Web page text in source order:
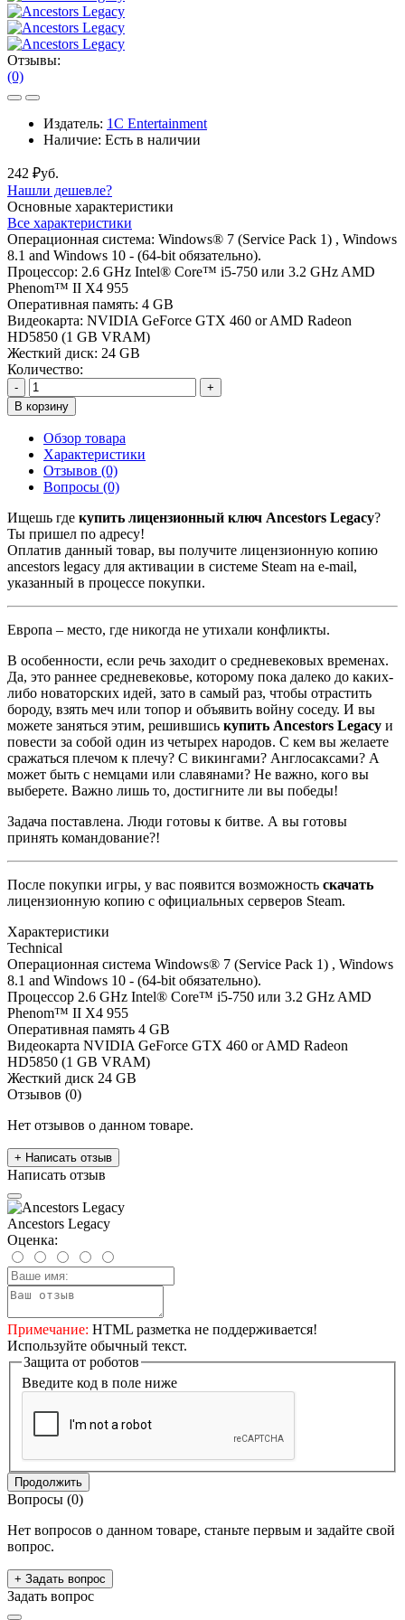
Отзывы:
(0)
Издатель: 1C Entertainment
Наличие: Есть в наличии
242 ₽уб.
Нашли дешевле?
Основные характеристики
Все характеристики
Операционная система: Windows® 7 (Service Pack 1) , Windows
8.1 and Windows 10 - (64-bit обязательно).
Процессор: 2.6 GHz Intel® Core™ i5-750 или 3.2 GHz AMD
Phenom™ II X4 955
Оперативная память: 4 GB
Видеокарта: NVIDIA GeForce GTX 460 or AMD Radeon
HD5850 (1 GB VRAM)
Жесткий диск: 24 GB
Количество:
-
+
В корзину
Обзор товара
Характеристики
Отзывов (0)
Вопросы (0)
Ищешь где купить лицензионный ключ Ancestors Legacy?
Ты пришел по адресу!
Оплатив данный товар, вы получите лицензионную копию
ancestors legacy для активации в системе Steam на e-mail,
указанный в процессе покупки.
Европа – место, где никогда не утихали конфликты.
В особенности, если речь заходит о средневековых временах.
Да, это раннее средневековье, которому пока далеко до каких-
либо новаторских идей, зато в самый раз, чтобы отрастить
бороду, взять меч или топор и объявить войну соседу. И вы
можете заняться этим, решившись купить Ancestors Legacy и
повести за собой один из четырех народов. С кем вы желаете
сражаться плечом к плечу? С викингами? Англосаксами? А
может быть с немцами или славянами? Не важно, кого вы
выберете. Важно лишь то, достигните ли вы победы!
Задача поставлена. Люди готовы к битве. А вы готовы
принять командование?!
После покупки игры, у вас появится возможность скачать
лицензионную копию с официальных серверов Steam.
Характеристики
Technical
Операционная система Windows® 7 (Service Pack 1) , Windows
8.1 and Windows 10 - (64-bit обязательно).
Процессор 2.6 GHz Intel® Core™ i5-750 или 3.2 GHz AMD
Phenom™ II X4 955
Оперативная память 4 GB
Видеокарта NVIDIA GeForce GTX 460 or AMD Radeon
HD5850 (1 GB VRAM)
Жесткий диск 24 GB
Отзывов (0)
Нет отзывов о данном товаре.
+ Написать отзыв
Написать отзыв
Ancestors Legacy
Оценка:
Примечание: HTML разметка не поддерживается!
Используйте обычный текст.
Защита от роботов
Введите код в поле ниже
Продолжить
Вопросы (0)
Нет вопросов о данном товаре, станьте первым и задайте свой
вопрос.
+ Задать вопрос
Задать вопрос